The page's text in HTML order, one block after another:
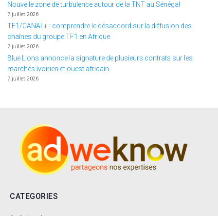
Nouvelle zone de turbulence autour de la TNT au Sénégal
7 juillet 2026
TF1/CANAL+ : comprendre le désaccord sur la diffusion des
chaînes du groupe TF1 en Afrique
7 juillet 2026
Blue Lions annonce la signature de plusieurs contrats sur les
marchés ivoirien et ouest africain.
7 juillet 2026
CATEGORIES